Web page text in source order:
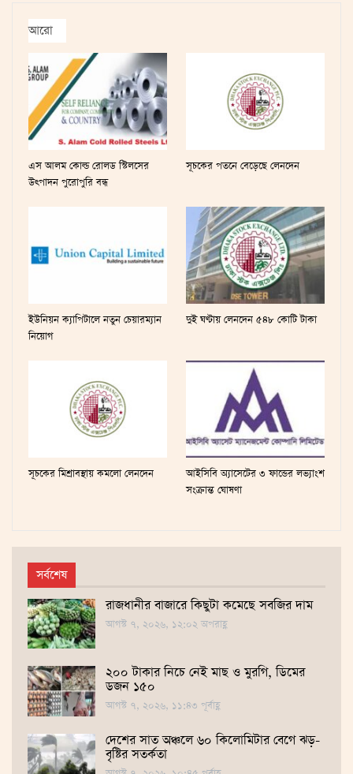
আরো
এস আলম কোল্ড রোলড স্টিলসের
উৎপাদন পুরোপুরি বন্ধ
সূচকের পতনে বেড়েছে লেনদেন
ইউনিয়ন ক্যাপিটালে নতুন চেয়ারম্যান
নিয়োগ
দুই ঘণ্টায় লেনদেন ৫৪৮ কোটি টাকা
সূচকের মিশ্রাবস্থায় কমলো লেনদেন
আইসিবি অ্যাসেটের ৩ ফান্ডের লভ্যাংশ
সংক্রান্ত ঘোষণা
সর্বশেষ
রাজধানীর বাজারে কিছুটা কমেছে সবজির দাম
আগস্ট ৭, ২০২৬, ১২:০২ অপরাহ্ণ
২০০ টাকার নিচে নেই মাছ ও মুরগি, ডিমের
ডজন ১৫০
আগস্ট ৭, ২০২৬, ১১:৪৩ পূর্বাহ্ণ
দেশের সাত অঞ্চলে ৬০ কিলোমিটার বেগে ঝড়-
বৃষ্টির সতর্কতা